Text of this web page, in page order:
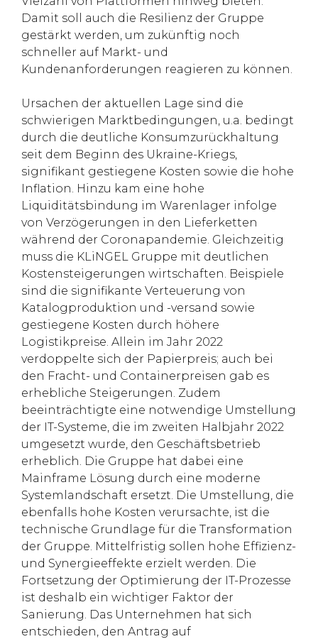
Damit soll auch die Resilienz der Gruppe
gestärkt werden, um zukünftig noch
schneller auf Markt- und
Kundenanforderungen reagieren zu können.
Ursachen der aktuellen Lage sind die
schwierigen Marktbedingungen, u.a. bedingt
durch die deutliche Konsumzurückhaltung
seit dem Beginn des Ukraine-Kriegs,
signifikant gestiegene Kosten sowie die hohe
Inflation. Hinzu kam eine hohe
Liquiditätsbindung im Warenlager infolge
von Verzögerungen in den Lieferketten
während der Coronapandemie. Gleichzeitig
muss die KLiNGEL Gruppe mit deutlichen
Kostensteigerungen wirtschaften. Beispiele
sind die signifikante Verteuerung von
Katalogproduktion und -versand sowie
gestiegene Kosten durch höhere
Logistikpreise. Allein im Jahr 2022
verdoppelte sich der Papierpreis; auch bei
den Fracht- und Containerpreisen gab es
erhebliche Steigerungen. Zudem
beeinträchtigte eine notwendige Umstellung
der IT-Systeme, die im zweiten Halbjahr 2022
umgesetzt wurde, den Geschäftsbetrieb
erheblich. Die Gruppe hat dabei eine
Mainframe Lösung durch eine moderne
Systemlandschaft ersetzt. Die Umstellung, die
ebenfalls hohe Kosten verursachte, ist die
technische Grundlage für die Transformation
der Gruppe. Mittelfristig sollen hohe Effizienz-
und Synergieeffekte erzielt werden. Die
Fortsetzung der Optimierung der IT-Prozesse
ist deshalb ein wichtiger Faktor der
Sanierung. Das Unternehmen hat sich
entschieden, den Antrag auf